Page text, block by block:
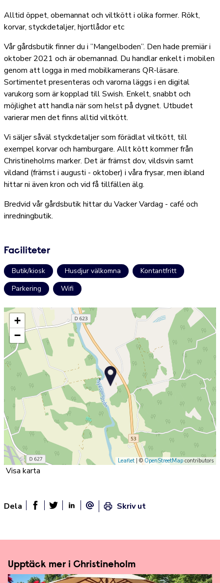
Alltid öppet, obemannat och viltkött i olika former. Rökt,
korvar, styckdetaljer, hjortlådor etc
Vår gårdsbutik finner du i ”Mangelboden”. Den hade premiär i
oktober 2021 och är obemannad. Du handlar enkelt i mobilen
genom att logga in med mobilkamerans QR-läsare.
Sortimentet presenteras och varorna läggs i en digital
varukorg som är kopplad till Swish. Enkelt, snabbt och
möjlighet att handla när som helst på dygnet. Utbudet
varierar men det finns alltid viltkött.
Vi säljer såväl styckdetaljer som förädlat viltkött, till
exempel korvar och hamburgare. Allt kött kommer från
Christineholms marker. Det är främst dov, vildsvin samt
vildand (främst i augusti - oktober) i våra frysar, men ibland
hittar ni även kron och vid få tillfällen älg.
Bredvid vår gårdsbutik hittar du Vacker Vardag - café och
inredningbutik.
Faciliteter
Butik/kiosk Husdjur välkomna
Kontantfritt
Parkering
Wifi
+
−
Leaflet | ©OpenStreetMap contributors
Visa karta
Dela
Dela sidan på Facebook
E-post
Skriv ut
Upptäck mer i Christineholm